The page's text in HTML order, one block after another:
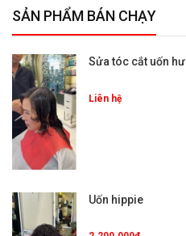
SẢN PHẨM BÁN CHẠY
Sửa tóc cắt uốn hư
Liên hệ
Uốn hippie